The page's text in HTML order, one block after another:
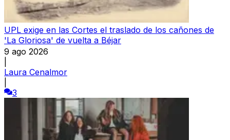
UPL exige en las Cortes el traslado de los cañones de
'La Gloriosa' de vuelta a Béjar
9 ago 2026
Laura Cenalmor
3